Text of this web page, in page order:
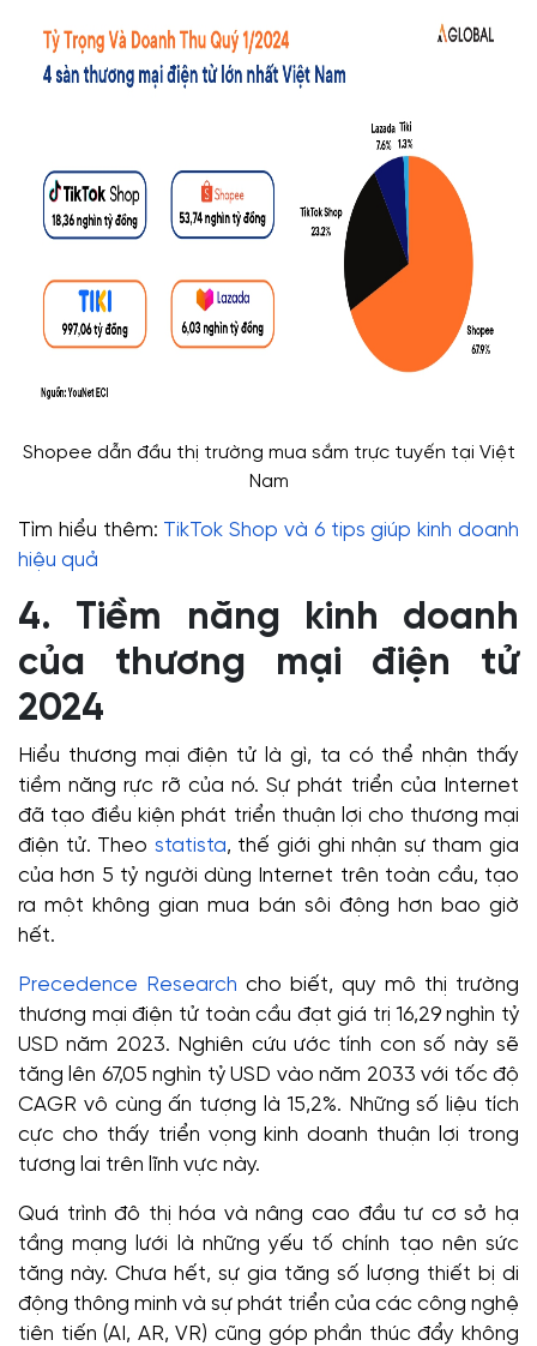
Shopee dẫn đầu thị trường mua sắm trực tuyến tại Việt
Nam
Tìm hiểu thêm: TikTok Shop và 6 tips giúp kinh doanh
hiệu quả
4. Tiềm năng kinh doanh
của thương mại điện tử
2024
Hiểu thương mại điện tử là gì, ta có thể nhận thấy
tiềm năng rực rỡ của nó. Sự phát triển của Internet
đã tạo điều kiện phát triển thuận lợi cho thương mại
điện tử. Theo statista, thế giới ghi nhận sự tham gia
của hơn 5 tỷ người dùng Internet trên toàn cầu, tạo
ra một không gian mua bán sôi động hơn bao giờ
hết.
Precedence Research cho biết, quy mô thị trường
thương mại điện tử toàn cầu đạt giá trị 16,29 nghìn tỷ
USD năm 2023. Nghiên cứu ước tính con số này sẽ
tăng lên 67,05 nghìn tỷ USD vào năm 2033 với tốc độ
CAGR vô cùng ấn tượng là 15,2%. Những số liệu tích
cực cho thấy triển vọng kinh doanh thuận lợi trong
tương lai trên lĩnh vực này.
Quá trình đô thị hóa và nâng cao đầu tư cơ sở hạ
tầng mạng lưới là những yếu tố chính tạo nên sức
tăng này. Chưa hết, sự gia tăng số lượng thiết bị di
động thông minh và sự phát triển của các công nghệ
tiên tiến (AI, AR, VR) cũng góp phần thúc đẩy không